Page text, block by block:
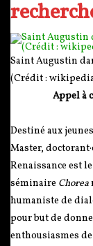
Saint Augustin
(Crédit :
Appel à
Destiné aux
Master,
Renaissance est
séminaire Chorea
humaniste de
pour but de
enthousiasmes